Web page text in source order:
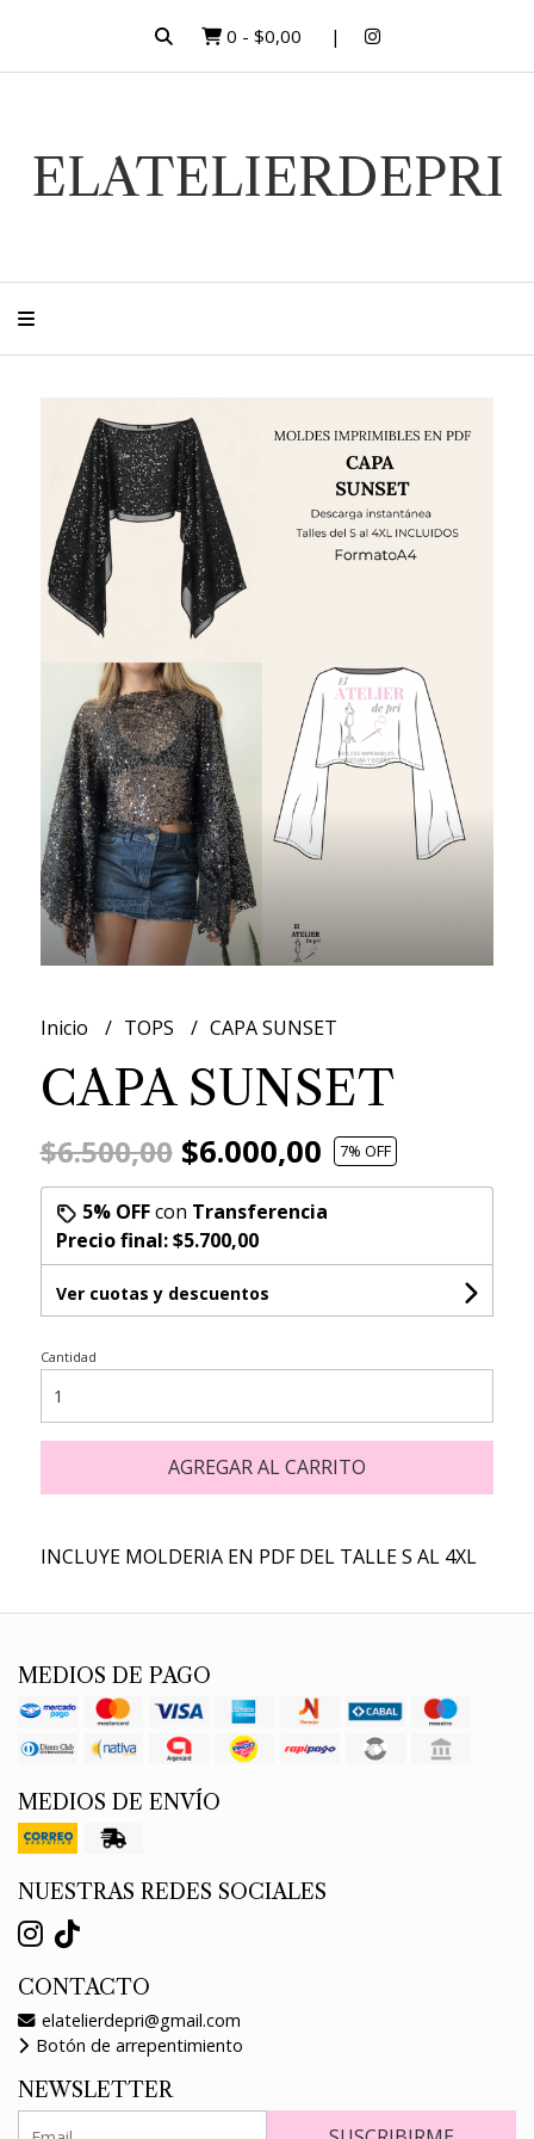
0 - $0,00
ELATELIERDEPRI
Inicio TOPS CAPA SUNSET
CAPA SUNSET
$6.500,00$6.000,00 7% OFF
5% OFFcon Transferencia
Precio final:$5.700,00
Ver cuotas y descuentos
Cantidad
AGREGAR AL CARRITO
INCLUYE MOLDERIA EN PDF DEL TALLE S AL 4XL
MEDIOS DE PAGO
MEDIOS DE ENVÍO
NUESTRAS REDES SOCIALES
CONTACTO
elatelierdepri@gmail.com
Botón de arrepentimiento
NEWSLETTER